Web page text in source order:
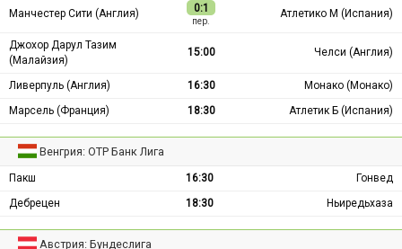
Манчестер Сити (Англия) 0:1
пер.
Атлетико М (Испания)
Джохор Дарул Тазим
(Малайзия)
15:00 Челси (Англия)
Ливерпуль (Англия) 16:30
Монако (Монако)
Марсель (Франция)
18:30 Атлетик Б (Испания)
Венгрия: ОТР Банк Лига
Пакш 16:30
Гонвед
Дебрецен
18:30 Ньиредьхаза
Австрия: Бундеслига